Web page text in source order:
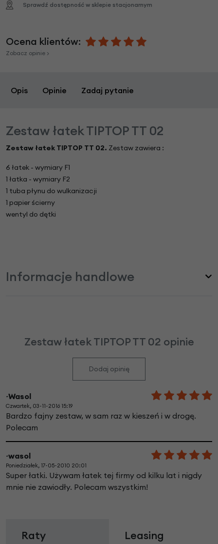
Sprawdź dostępność w sklepie stacjonarnym
Ocena klientów:
Zobacz opinie >
Opis Opinie Zadaj pytanie
Zestaw łatek TIPTOP TT 02
Zestaw łatek TIPTOP TT 02. Zestaw zawiera :
6 łatek - wymiary F1
1 łatka - wymiary F2
1 tuba płynu do wulkanizacji
1 papier ścierny
wentyl do dętki
Informacje handlowe
Zestaw łatek TIPTOP TT 02 opinie
Dodaj opinię
~Wasol
Czwartek, 03-11-2016 15:19
Bardzo fajny zestaw, w sam raz w kieszeń i w drogę.
Polecam
~wasol
Poniedziałek, 17-05-2010 20:01
Super łatki. Używam łatek tej firmy od kilku lat i nigdy
mnie nie zawiodły. Polecam wszystkim!
Raty Leasing